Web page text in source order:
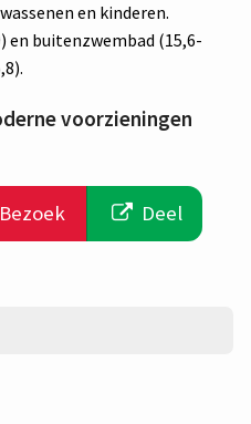
en kinderen.
en buitenzwembad (15,6-
voorzieningen
Bezoek Deel